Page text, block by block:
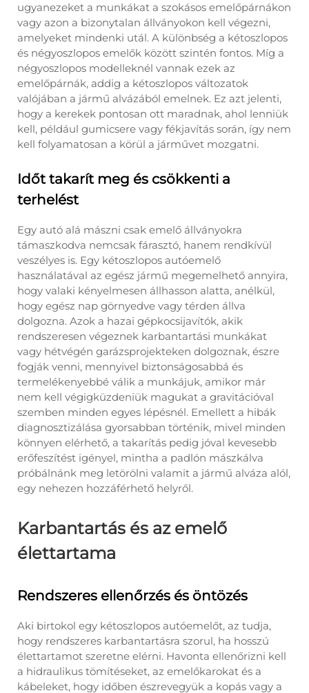
ugyanezeket a munkákat a szokásos emelőpárnákon
vagy azon a bizonytalan állványokon kell végezni,
amelyeket mindenki utál. A különbség a kétoszlopos
és négyoszlopos emelők között szintén fontos. Míg a
négyoszlopos modelleknél vannak ezek az
emelőpárnák, addig a kétoszlopos változatok
valójában a jármű alvázából emelnek. Ez azt jelenti,
hogy a kerekek pontosan ott maradnak, ahol lenniük
kell, például gumicsere vagy fékjavítás során, így nem
kell folyamatosan a körül a járművet mozgatni.
Időt takarít meg és csökkenti a
terhelést
Egy autó alá mászni csak emelő állványokra
támaszkodva nemcsak fárasztó, hanem rendkívül
veszélyes is. Egy kétoszlopos autóemelő
használatával az egész jármű megemelhető annyira,
hogy valaki kényelmesen állhasson alatta, anélkül,
hogy egész nap görnyedve vagy térden állva
dolgozna. Azok a hazai gépkocsijavítók, akik
rendszeresen végeznek karbantartási munkákat
vagy hétvégén garázsprojekteken dolgoznak, észre
fogják venni, mennyivel biztonságosabbá és
termelékenyebbé válik a munkájuk, amikor már
nem kell végigküzdeniük magukat a gravitációval
szemben minden egyes lépésnél. Emellett a hibák
diagnosztizálása gyorsabban történik, mivel minden
könnyen elérhető, a takarítás pedig jóval kevesebb
erőfeszítést igényel, mintha a padlón mászkálva
próbálnánk meg letörölni valamit a jármű alváza alól,
egy nehezen hozzáférhető helyről.
Karbantartás és az emelő
élettartama
Rendszeres ellenőrzés és öntözés
Aki birtokol egy kétoszlopos autóemelőt, az tudja,
hogy rendszeres karbantartásra szorul, ha hosszú
élettartamot szeretne elérni. Havonta ellenőrizni kell
a hidraulikus tömítéseket, az emelőkarokat és a
kábeleket, hogy időben észrevegyük a kopás vagy a